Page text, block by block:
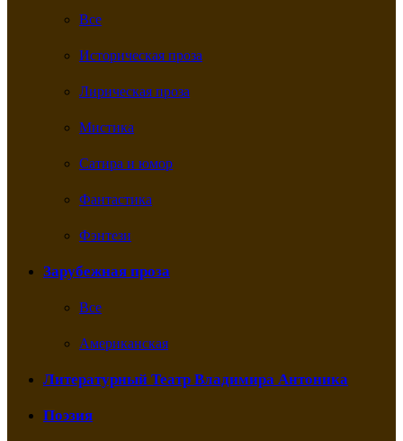
Все
Историческая проза
Лирическая проза
Мистика
Сатира и юмор
Фантастика
Фэнтези
Зарубежная проза
Все
Американская
Литературный Театр Владимира Антоника
Поэзия